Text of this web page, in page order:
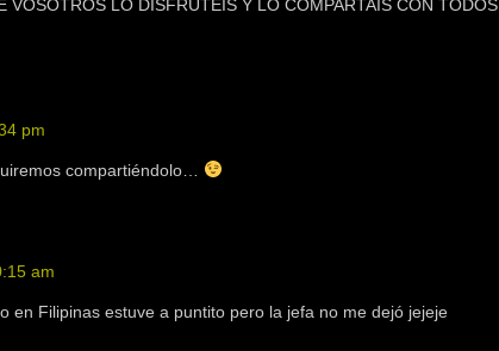
VOSOTROS LO DISFRUTEIS Y LO COMPARTAIS CON TODOS
pm
compartiéndolo…
am
en Filipinas estuve a puntito pero la jefa no me dejó jejeje